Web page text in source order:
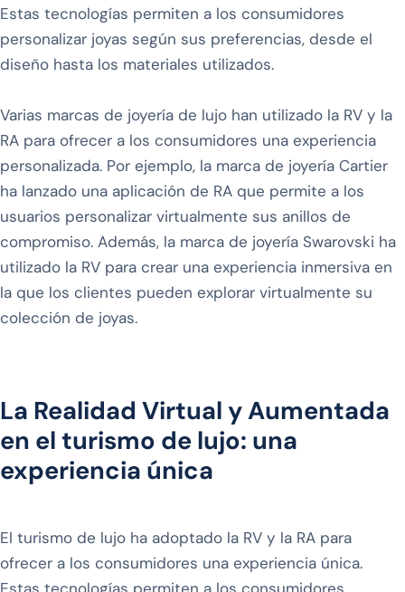
Estas tecnologías permiten a los consumidores
personalizar joyas según sus preferencias, desde el
diseño hasta los materiales utilizados.
Varias marcas de joyería de lujo han utilizado la RV y la
RA para ofrecer a los consumidores una experiencia
personalizada. Por ejemplo, la marca de joyería Cartier
ha lanzado una aplicación de RA que permite a los
usuarios personalizar virtualmente sus anillos de
compromiso. Además, la marca de joyería Swarovski ha
utilizado la RV para crear una experiencia inmersiva en
la que los clientes pueden explorar virtualmente su
colección de joyas.
La Realidad Virtual y Aumentada
en el turismo de lujo: una
experiencia única
El turismo de lujo ha adoptado la RV y la RA para
ofrecer a los consumidores una experiencia única.